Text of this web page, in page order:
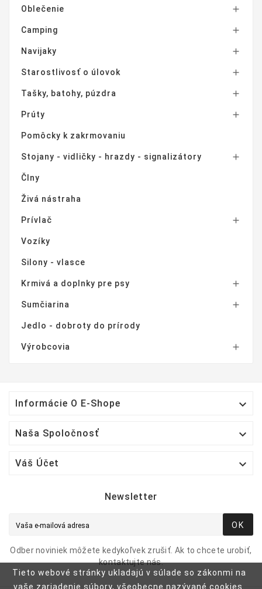
Tieto webové stránky ukladajú v súlade so zákonmi na
vaše zariadenie súbory, všeobecne nazývané cookies.
Oblečenie 
Camping 
Navijaky 
Starostlivosť o úlovok 
Tašky, batohy, púzdra 
Prúty 
Pomôcky k zakrmovaniu
Stojany - vidličky - hrazdy - signalizátory 
Člny
Živá nástraha
Prívlač 
Vozíky
Silony - vlasce
Krmivá a doplnky pre psy 
Sumčiarina 
Jedlo - dobroty do prírody
Výrobcovia 
Informácie O E-Shope 
Naša Spoločnosť 
Váš Účet 
Newsletter
OK
Odber noviniek môžete kedykoľvek zrušiť. Ak to chcete urobiť,
kontaktujte nás.